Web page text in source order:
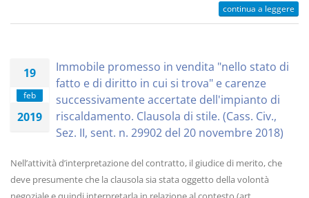
continua a leggere
19
feb
2019
Immobile promesso in vendita "nello stato di
fatto e di diritto in cui si trova" e carenze
successivamente accertate dell'impianto di
riscaldamento. Clausola di stile. (Cass. Civ.,
Sez. II, sent. n. 29902 del 20 novembre 2018)
Nell’attività d’interpretazione del contratto, il giudice di merito, che
deve presumente che la clausola sia stata oggetto della volontà